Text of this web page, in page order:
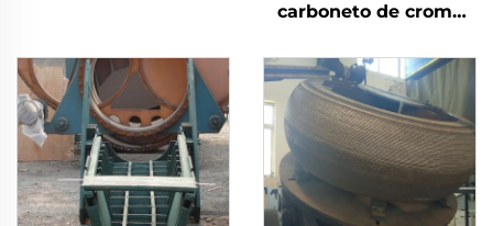
carboneto de cromo
desgaste no silo de
carvão